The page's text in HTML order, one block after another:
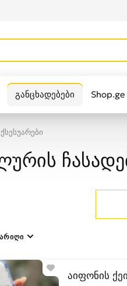
განცხადებები
აიფონის